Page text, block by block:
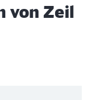
von Zeil